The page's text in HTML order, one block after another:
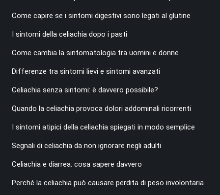
Come capire se i sintomi digestivi sono legati al glutine
I sintomi della celiachia dopo i pasti
Come cambia la sintomatologia tra uomini e donne
Differenze tra sintomi lievi e sintomi avanzati
Celiachia senza sintomi: è davvero possibile?
Quando la celiachia provoca dolori addominali ricorrenti
I sintomi atipici della celiachia spiegati in modo semplice
Segnali di celiachia da non ignorare negli adulti
Celiachia e diarrea: cosa sapere davvero
Perché la celiachia può causare perdita di peso involontaria